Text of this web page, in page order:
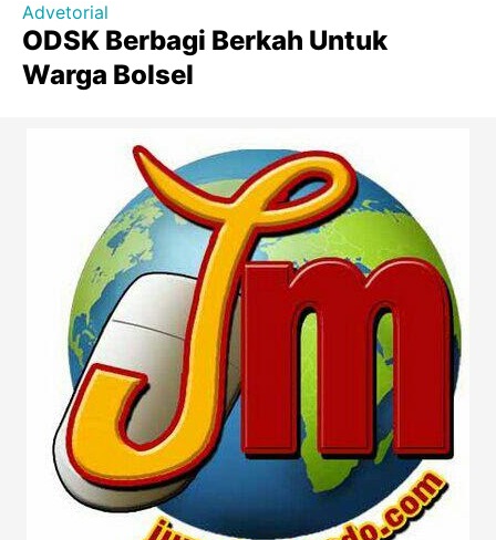
Advetorial
ODSK Berbagi Berkah Untuk
Warga Bolsel